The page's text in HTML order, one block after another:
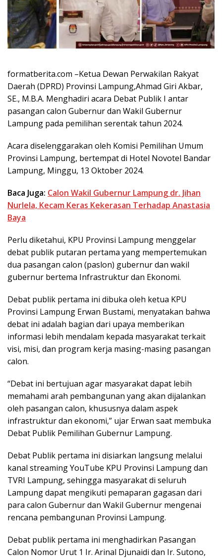
formatberita.com –Ketua Dewan Perwakilan Rakyat
Daerah (DPRD) Provinsi Lampung,Ahmad Giri Akbar,
SE., M.B.A. Menghadiri acara Debat Publik I antar
pasangan calon Gubernur dan Wakil Gubernur
Lampung pada pemilihan serentak tahun 2024.
Acara diselenggarakan oleh Komisi Pemilihan Umum
Provinsi Lampung, bertempat di Hotel Novotel Bandar
Lampung, Minggu, 13 Oktober 2024.
Baca Juga: Calon Wakil Gubernur Lampung dr. Jihan
Nurlela, Kecam Keras Kekerasan Terhadap Anastasia
Baya
Perlu diketahui, KPU Provinsi Lampung menggelar
debat publik putaran pertama yang mempertemukan
dua pasangan calon (paslon) gubernur dan wakil
gubernur bertema Infrastruktur dan Ekonomi.
Debat publik pertama ini dibuka oleh ketua KPU
Provinsi Lampung Erwan Bustami, menyatakan bahwa
debat ini adalah bagian dari upaya memberikan
informasi lebih mendalam kepada masyarakat terkait
visi, misi, dan program kerja masing-masing pasangan
calon.
“Debat ini bertujuan agar masyarakat dapat lebih
memahami arah pembangunan yang akan dijalankan
oleh pasangan calon, khususnya dalam aspek
infrastruktur dan ekonomi,” ujar Erwan saat membuka
Debat Publik Pemilihan Gubernur Lampung.
Debat Publik pertama ini disiarkan langsung melalui
kanal streaming YouTube KPU Provinsi Lampung dan
TVRI Lampung, sehingga masyarakat di seluruh
Lampung dapat mengikuti pemaparan gagasan dari
para calon Gubernur dan Wakil Gubernur mengenai
rencana pembangunan Provinsi Lampung.
Debat publik pertama ini menghadirkan Pasangan
Calon Nomor Urut 1 Ir. Arinal Djunaidi dan Ir. Sutono,